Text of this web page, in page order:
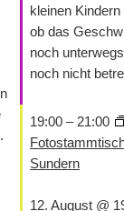
kleinen Kindern
ob das
noch
noch nicht
19:00 –21:00
Sundern
12. August @